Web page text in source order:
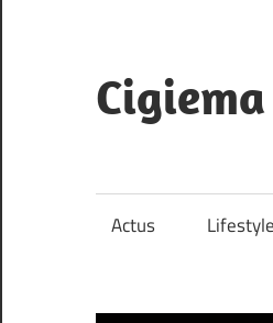
content
Cigiema
Actus Lifestyle